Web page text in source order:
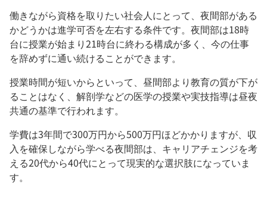
働きながら資格を取りたい社会人にとって、夜間部がある
かどうかは進学可否を左右する条件です。夜間部は18時
台に授業が始まり21時台に終わる構成が多く、今の仕事
を辞めずに通い続けることができます。
授業時間が短いからといって、昼間部より教育の質が下が
ることはなく、解剖学などの医学の授業や実技指導は昼夜
共通の基準で行われます。
学費は3年間で300万円から500万円ほどかかりますが、収
入を確保しながら学べる夜間部は、キャリアチェンジを考
える20代から40代にとって現実的な選択肢になっていま
す。